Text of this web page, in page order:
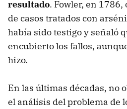
resultado. Fowler, en
de casos tratados con
había sido testigo y señaló
encubierto los fallos,
hizo.
En las últimas décadas, no
el análisis del problema de